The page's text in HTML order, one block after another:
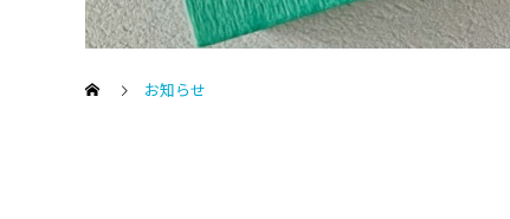
お知らせ